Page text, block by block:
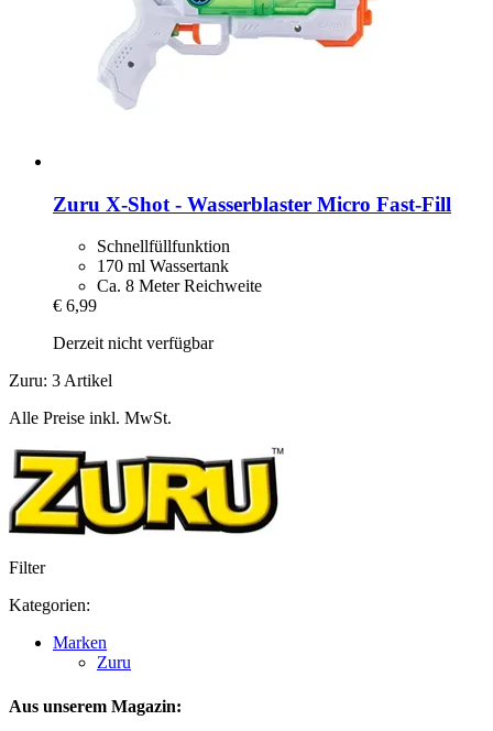
Zuru X-​Shot -​ Wasserblaster Micro Fast-​Fill
Schnellfüllfunktion
170 ml Wassertank
Ca. 8 Meter Reichweite
€ 6,99
Derzeit nicht verfügbar
Zuru: 3 Artikel
Alle Preise inkl. MwSt.
Filter
Kategorien:
Marken
Zuru
Aus unserem Magazin: